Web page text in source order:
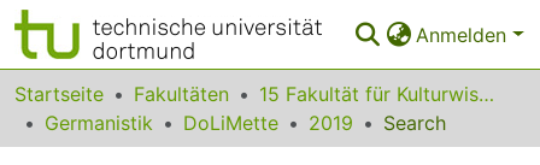
Anmelden
Bereiche & Sammlungen
Das gesamte Repositorium
Startseite Fakultäten
15 Fakultät für Kulturwissenschaften
Germanistik
DoLiMette 2019 Search